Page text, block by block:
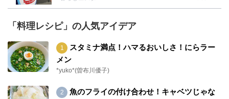
「料理レシピ」の人気アイデア
スタミナ満点！ハマるおいしさ！にらラー
メン
*yuko*(曽布川優子)
魚のフライの付け合わせ！キャベツじゃな